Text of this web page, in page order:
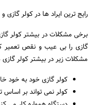
رایج ترین ایراد ها در کولر گازی
برخی مشکلات در بیشتر کولر
گازی را بی عیب و نقص تعمیر
مشکلات زیر در بیشتر کولر
کولر گازی خود به خود
کولر نمی تواند بر اساس